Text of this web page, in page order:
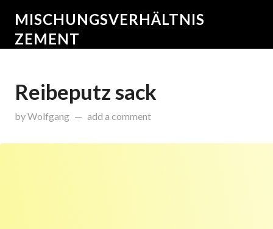
MISCHUNGSVERHÄLTNIS
ZEMENT
Reibeputz sack
byWolfgang onFebruar 10, 2015
add a comment